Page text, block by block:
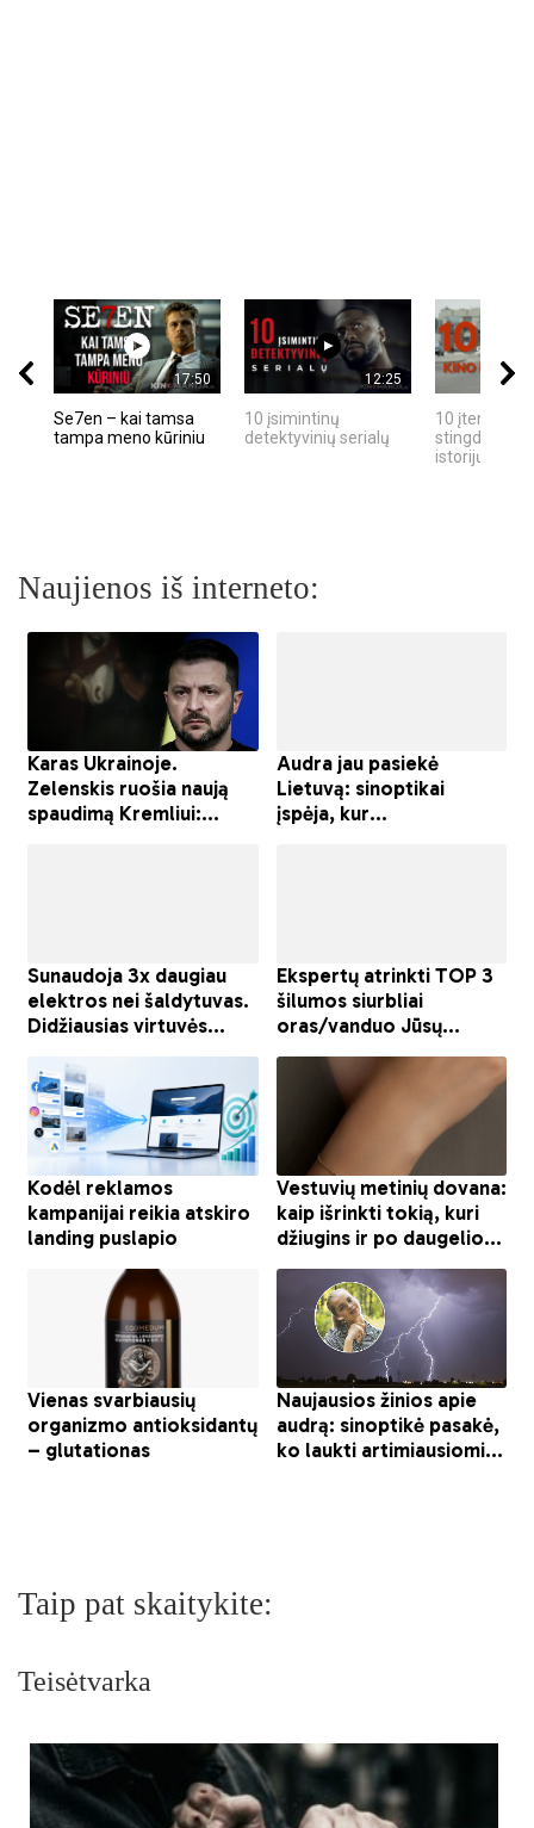
17:50
Se7en – kai tamsa
tampa meno kūriniu
12:25
10 įsimintinų
detektyvinių serialų
10 įtemptų,
stingdančių
istorijų
Naujienos iš interneto:
Taip pat skaitykite:
Teisėtvarka